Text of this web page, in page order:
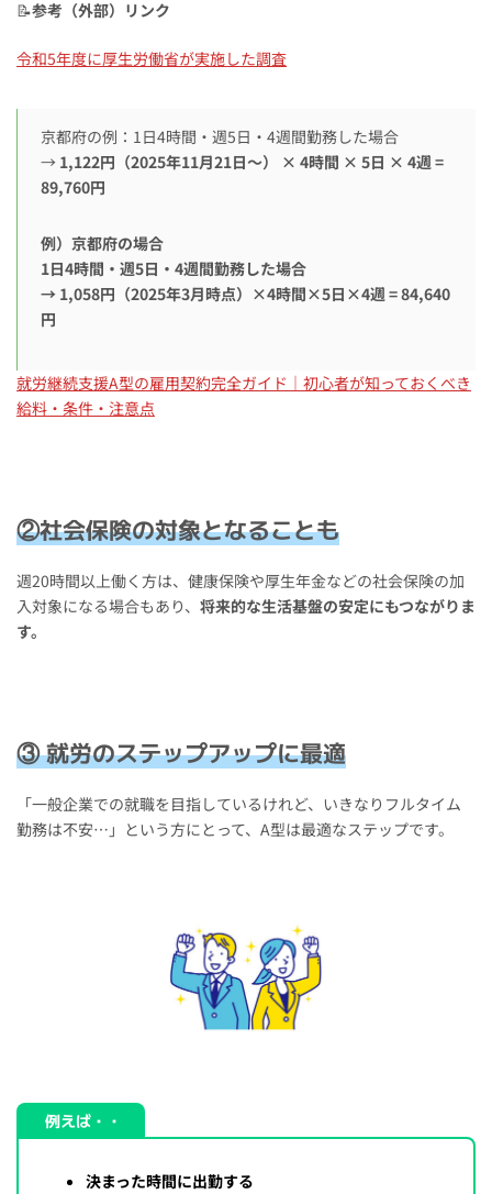
📝参考（外部）リンク
令和5年度に厚生労働省が実施した調査
京都府の例：1日4時間・週5日・4週間勤務した場合
→ 1,122円（2025年11月21日〜） × 4時間 × 5日 × 4週 =
89,760円
例）京都府の場合
1日4時間・週5日・4週間勤務した場合
→ 1,058円（2025年3月時点）×4時間×5日×4週 = 84,640
円
就労継続支援A型の雇用契約完全ガイド｜初心者が知っておくべき
給料・条件・注意点
②社会保険の対象となることも
週20時間以上働く方は、健康保険や厚生年金などの社会保険の加
入対象になる場合もあり、 将来的な生活基盤の安定にもつながりま
す。
③ 就労のステップアップに最適
「一般企業での就職を目指しているけれど、いきなりフルタイム
勤務は不安…」という方にとって、A型は最適なステップです。
例えば・・
決まった時間に出勤する